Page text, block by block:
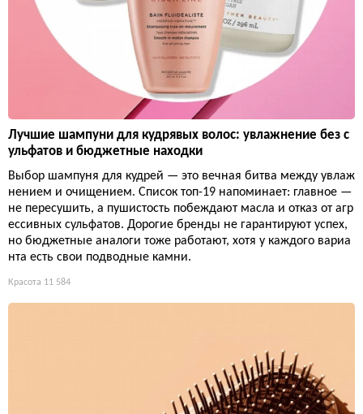
Лучшие шампуни для кудрявых волос: увлажнение без с
ульфатов и бюджетные находки
Выбор шампуня для кудрей — это вечная битва между увлаж
нением и очищением. Список топ-19 напоминает: главное —
не пересушить, а пушистость побеждают масла и отказ от агр
ессивных сульфатов. Дорогие бренды не гарантируют успех,
но бюджетные аналоги тоже работают, хотя у каждого вариа
нта есть свои подводные камни.
Красота 11 584